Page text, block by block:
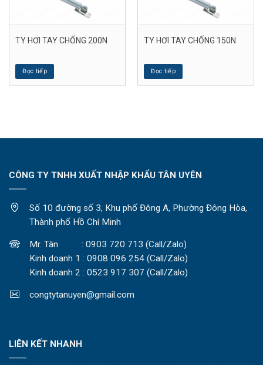
TY HƠI TAY CHỐNG 200N
Đọc tiếp
TY HƠI TAY CHỐNG 150N
Đọc tiếp
CÔNG TY TNHH XUẤT NHẬP KHẨU TÂN UYÊN
Số 10 đường số 3, Khu phố Đông A, Phường Đông Hòa,
Thành phố Hồ Chí Minh
Mr. Tân : 0903 720 713 (Call/Zalo)
Kinh doanh 1 : 0908 096 254 (Call/Zalo)
Kinh doanh 2 : 0523 917 307 (Call/Zalo)
congtytanuyen@gmail.com
LIÊN KẾT NHANH